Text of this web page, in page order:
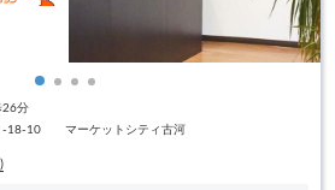
26分
-18-10 マーケットシティ古河